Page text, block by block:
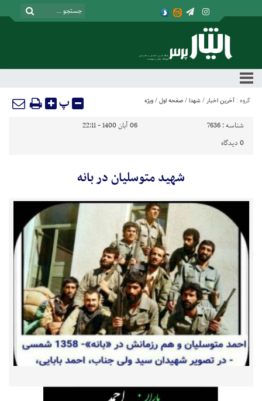
گروه : آخرین اخبار / شهدا / صفحه اول / ویژه پ
شناسه : 7636
06 آبان 1400 - 22:11
0 دیدگاه
شهید متوسلیان در بانه